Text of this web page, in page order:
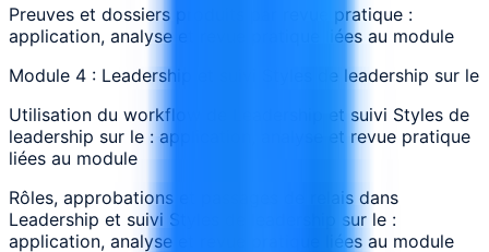
Preuves et dossiers produits par revue pratique :
application, analyse et revue pratique liées au module
Module 4 : Leadership et suivi Styles de leadership sur le
Utilisation du workflow de Leadership et suivi Styles de
leadership sur le : application, analyse et revue pratique
liées au module
Rôles, approbations et passages de relais dans
Leadership et suivi Styles de leadership sur le :
application, analyse et revue pratique liées au module